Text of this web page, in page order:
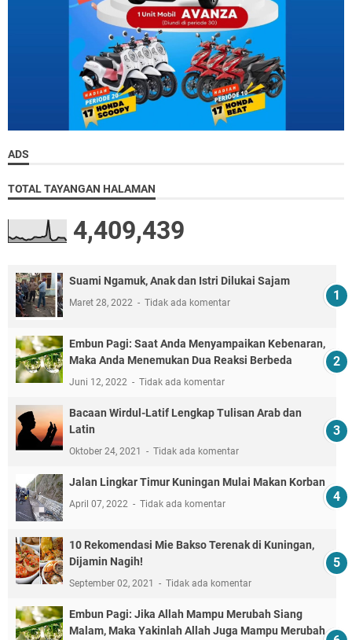
ADS
TOTAL TAYANGAN HALAMAN
4,409,439
Suami Ngamuk, Anak dan Istri Dilukai Sajam
Maret 28, 2022 Tidak ada komentar
Embun Pagi: Saat Anda Menyampaikan Kebenaran,
Maka Anda Menemukan Dua Reaksi Berbeda
Juni 12, 2022 Tidak ada komentar
Bacaan Wirdul-Latif Lengkap Tulisan Arab dan
Latin
Oktober 24, 2021 Tidak ada komentar
Jalan Lingkar Timur Kuningan Mulai Makan Korban
April 07, 2022 Tidak ada komentar
10 Rekomendasi Mie Bakso Terenak di Kuningan,
Dijamin Nagih!
September 02, 2021 Tidak ada komentar
Embun Pagi: Jika Allah Mampu Merubah Siang
Malam, Maka Yakinlah Allah Juga Mampu Merubah